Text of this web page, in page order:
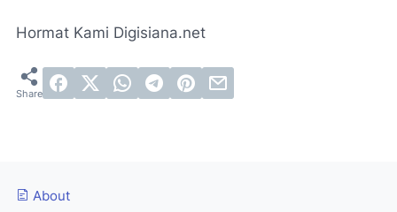
Hormat Kami Digisiana.net
About